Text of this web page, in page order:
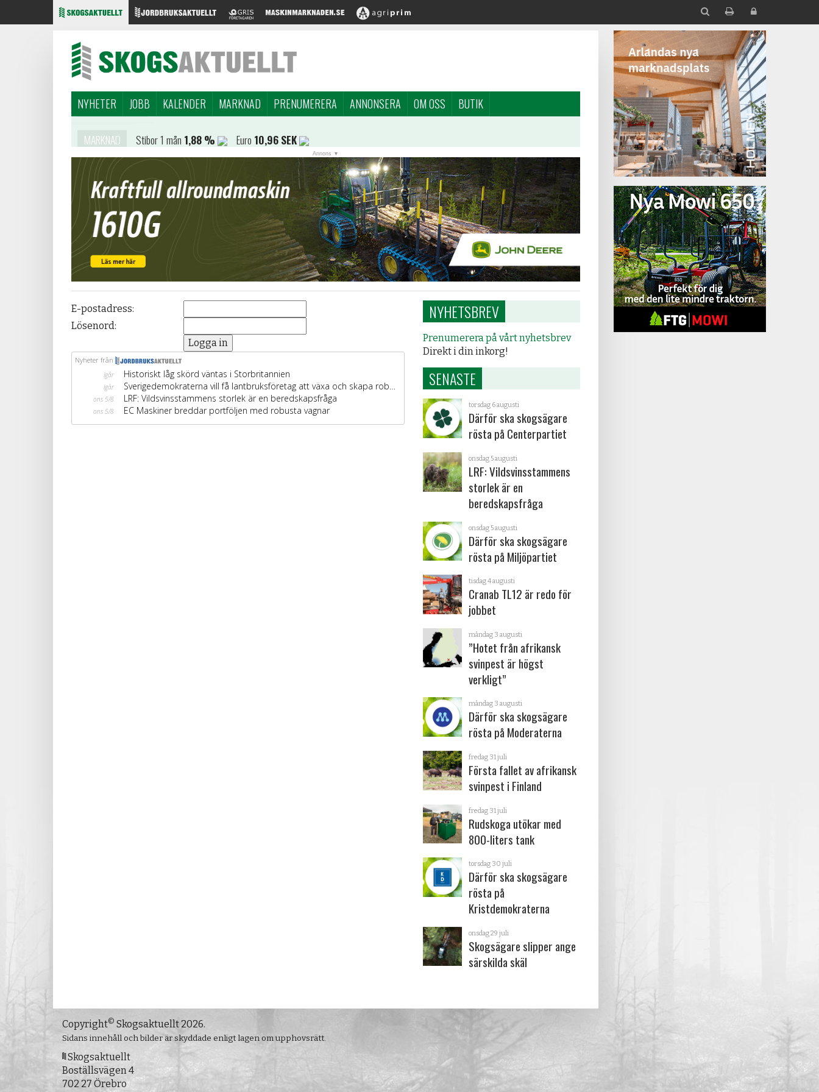
NYHETER JOBB KALENDER MARKNAD PRENUMERERA ANNONSERA OM OSS
BUTIK
E-postadress:
Lösenord:
NYHETSBREV
Prenumerera på vårt nyhetsbrev
Direkt i din inkorg!
SENASTE
torsdag 6 augusti
Därför ska skogsägare
rösta på Centerpartiet
onsdag 5 augusti
LRF: Vildsvinsstammens
storlek är en
beredskapsfråga
onsdag 5 augusti
Därför ska skogsägare
rösta på Miljöpartiet
tisdag 4 augusti
Cranab TL12 är redo för
jobbet
måndag 3 augusti
”Hotet från afrikansk
svinpest är högst
verkligt”
måndag 3 augusti
Därför ska skogsägare
rösta på Moderaterna
fredag 31 juli
Första fallet av afrikansk
svinpest i Finland
fredag 31 juli
Rudskoga utökar med
800-liters tank
torsdag 30 juli
Därför ska skogsägare
rösta på
Kristdemokraterna
onsdag 29 juli
Skogsägare slipper ange
särskilda skäl
Copyright© Skogsaktuellt 2026.
Sidans innehåll och bilder är skyddade enligt lagen om upphovsrätt.
Skogsaktuellt
Boställsvägen 4
702 27 Örebro